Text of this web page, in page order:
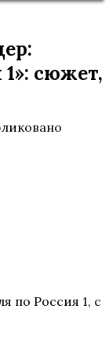
1»: сюжет,
по Россия 1, с